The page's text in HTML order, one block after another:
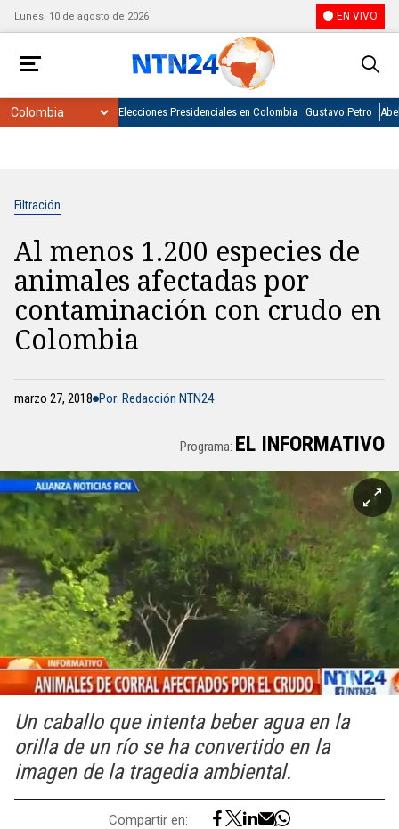
Lunes, 10 de agosto de 2026 EN VIVO
Elecciones Presidenciales en Colombia Gustavo Petro
Filtración
Al menos 1.200 especies de
animales afectadas por
contaminación con crudo en
Colombia
marzo 27, 2018 Por: Redacción NTN24
Programa: EL INFORMATIVO
Un caballo que intenta beber agua en la
orilla de un río se ha convertido en la
imagen de la tragedia ambiental.
Compartir en: